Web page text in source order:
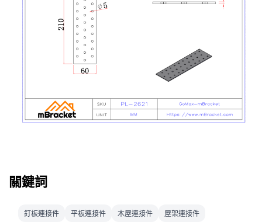
關鍵詞
釘板連接件 平板連接件 木屋連接件
屋架連接件